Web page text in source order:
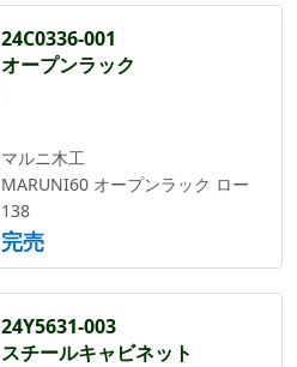
24C0336-001
オープンラック
マルニ木工
MARUNI60 オープンラック ロー
138
完売
24Y5631-003
スチールキャビネット